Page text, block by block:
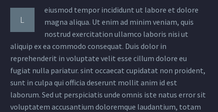
L
eiusmod tempor incididunt ut labore et dolore
magna aliqua. Ut enim ad minim veniam, quis
nostrud exercitation ullamco laboris nisi ut
aliquip ex ea commodo consequat. Duis dolor in
reprehenderit in voluptate velit esse cillum dolore eu
fugiat nulla pariatur. sint occaecat cupidatat non proident,
sunt in culpa qui officia deserunt mollit anim id est
laborum. Sed ut perspiciatis unde omnis iste natus error sit
voluptatem accusantium doloremque laudantium, totam